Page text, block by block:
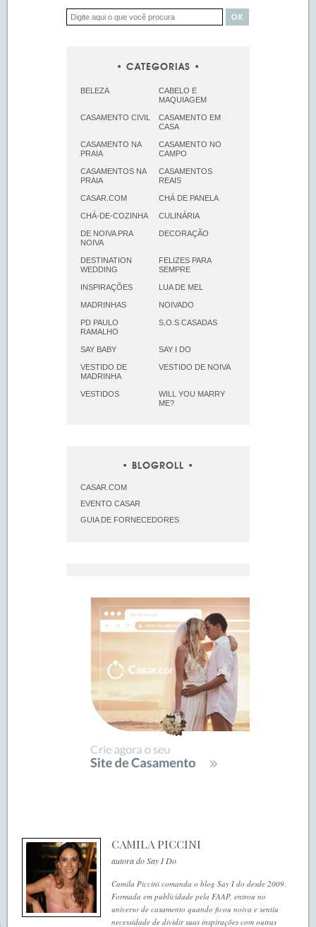
CATEGORIAS
BELEZA
CABELO E
MAQUIAGEM
CASAMENTO CIVIL
CASAMENTO EM
CASA
CASAMENTO NA
PRAIA
CASAMENTO NO
CAMPO
CASAMENTOS NA
PRAIA
CASAMENTOS
REAIS
CASAR.COM CHÁ DE PANELA
CHÁ-DE-COZINHA CULINÁRIA
DE NOIVA PRA
NOIVA
DECORAÇÃO
DESTINATION
WEDDING
FELIZES PARA
SEMPRE
INSPIRAÇÕES LUA DE MEL
MADRINHAS NOIVADO
PD PAULO
RAMALHO
S.O.S CASADAS
SAY BABY SAY I DO
VESTIDO DE
MADRINHA
VESTIDO DE NOIVA
VESTIDOS
WILL YOU MARRY
ME?
BLOGROLL
CASAR.COM
EVENTO CASAR
GUIA DE FORNECEDORES
CAMILA PICCINI
autora do Say I Do
Camila Piccini comanda o blog Say I do desde 2009.
Formada em publicidade pela FAAP, entrou no
universo de casamento quando ficou noiva e sentiu
necessidade de dividir suas inspirações com outras